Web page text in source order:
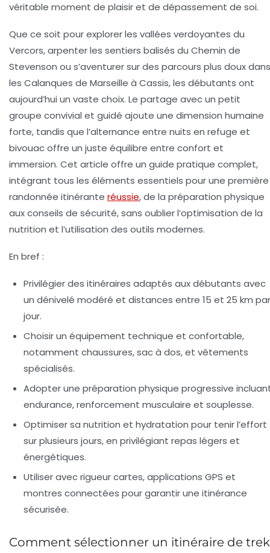
véritable moment de plaisir et de dépassement de soi.
Que ce soit pour explorer les vallées verdoyantes du
Vercors, arpenter les sentiers balisés du Chemin de
Stevenson ou s’aventurer sur des parcours plus doux dans
les Calanques de Marseille à Cassis, les débutants ont
aujourd’hui un vaste choix. Le partage avec un petit
groupe convivial et guidé ajoute une dimension humaine
forte, tandis que l’alternance entre nuits en refuge et
bivouac offre un juste équilibre entre confort et
immersion. Cet article offre un guide pratique complet,
intégrant tous les éléments essentiels pour une première
randonnée itinérante réussie, de la préparation physique
aux conseils de sécurité, sans oublier l’optimisation de la
nutrition et l’utilisation des outils modernes.
En bref :
Privilégier des itinéraires adaptés aux débutants avec
un dénivelé modéré et distances entre 15 et 25 km par
jour.
Choisir un équipement technique et confortable,
notamment chaussures, sac à dos, et vêtements
spécialisés.
Adopter une préparation physique progressive
endurance, renforcement musculaire et souplesse.
Optimiser sa nutrition et hydratation pour tenir l’effort
sur plusieurs jours, en privilégiant repas légers et
énergétiques.
Utiliser avec rigueur cartes, applications GPS et
montres connectées pour garantir une itinérance
sécurisée.
Comment sélectionner un itinéraire de trek